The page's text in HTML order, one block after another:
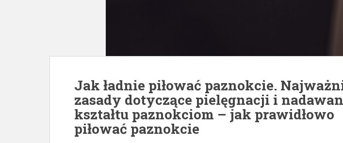
Jak ładnie piłować paznokcie.
zasady dotyczące pielęgnacji i
kształtu paznokciom – jak prawidłowo
piłować paznokcie